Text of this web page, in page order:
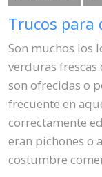
Trucos
Son muchos los
verduras frescas
son ofrecidas o
frecuente en
correctamente
eran pichones o
costumbre